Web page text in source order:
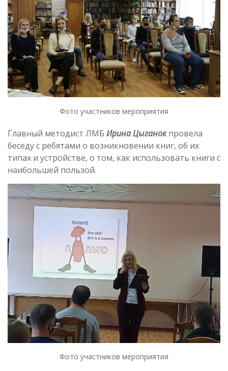
Фото участников мероприятия
Главный методист ЛМБ Ирина Цыганокпровела
беседу с ребятами о возникновении книг, об их
типах и устройстве, о том, как использовать книги с
наибольшей пользой.
Фото участников мероприятия